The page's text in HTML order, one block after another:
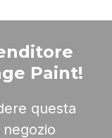
Paint!
questa